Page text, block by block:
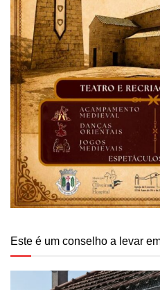
Este é um conselho a levar